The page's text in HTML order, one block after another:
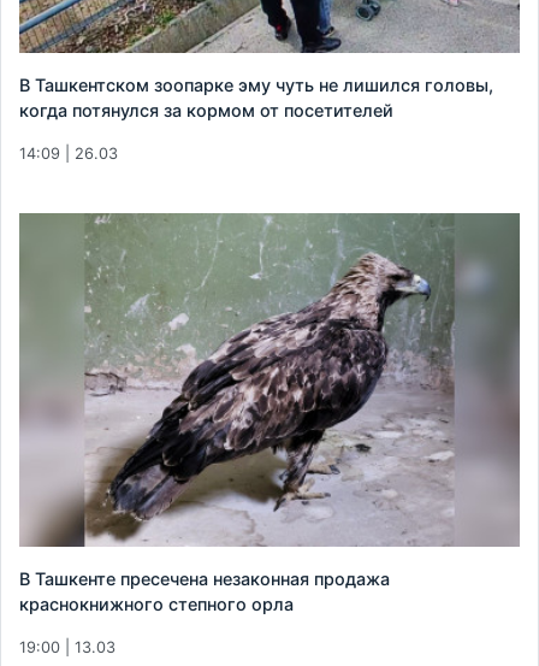
В Ташкентском зоопарке эму чуть не лишился головы,
когда потянулся за кормом от посетителей
14:09 | 26.03
В Ташкенте пресечена незаконная продажа
краснокнижного степного орла
19:00 | 13.03